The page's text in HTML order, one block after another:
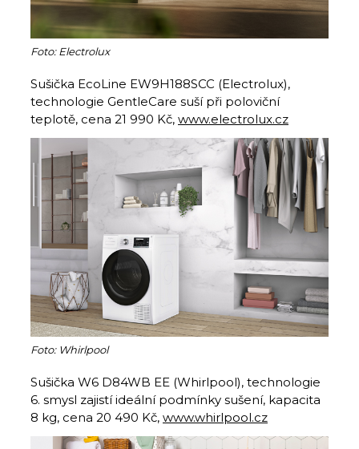
Foto: Electrolux
Sušička EcoLine EW9H188SCC (Electrolux),
technologie GentleCare suší při poloviční
teplotě, cena 21 990 Kč, www.electrolux.cz
Foto: Whirlpool
Sušička W6 D84WB EE (Whirlpool), technologie
6. smysl zajistí ideální podmínky sušení, kapacita
8 kg, cena 20 490 Kč, www.whirlpool.cz